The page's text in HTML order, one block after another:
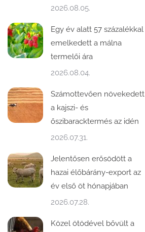
2026.08.05.
Egy év alatt 57 százalékkal
emelkedett a málna
termelői ára
2026.08.04.
Számottevően növekedett
a kajszi- és
őszibaracktermés az idén
2026.07.31.
Jelentősen erősödött a
hazai élőbárány-export az
év első öt hónapjában
2026.07.28.
Közel ötödével bővült a